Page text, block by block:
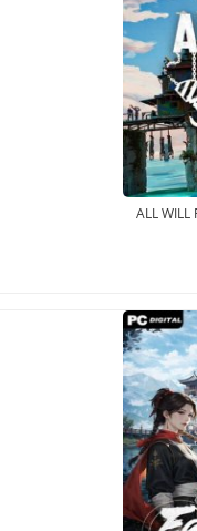
ALL WILL